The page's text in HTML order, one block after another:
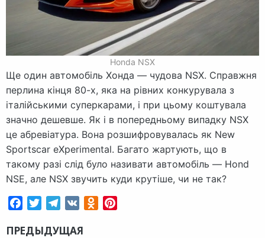
Honda NSX
Ще один автомобіль Хонда — чудова NSX. Справжня
перлина кінця 80-х, яка на рівних конкурувала з
італійськими суперкарами, і при цьому коштувала
значно дешевше. Як і в попередньому випадку NSX
це абревіатура. Вона розшифровувалась як New
Sportscar eXperimental. Багато жартують, що в
такому разі слід було називати автомобіль — Hond
NSE, але NSX звучить куди крутіше, чи не так?
FacebookTwitterTelegram
VK Odnoklassniki
ПРЕДЫДУЩАЯ